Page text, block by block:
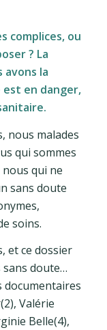
complices, ou
? La
la
en danger,
nous malades
qui sommes
nous qui ne
sans doute
soins.
et ce dossier
sans doute…
documentaires
Valérie
Belle(4),